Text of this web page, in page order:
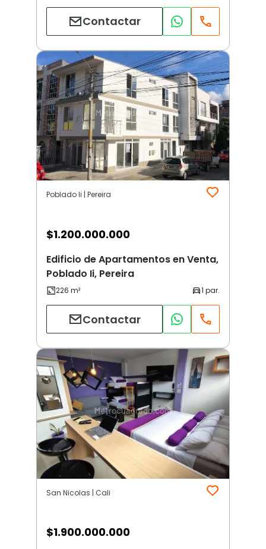
Contactar
Poblado Ii | Pereira
$1.200.000.000
Edificio de Apartamentos en Venta,
Poblado Ii, Pereira
Contactar
San Nicolas | Cali
$1.900.000.000